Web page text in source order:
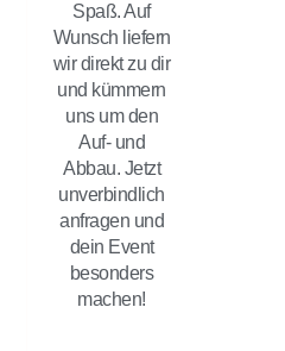
Spaß. Auf
Wunsch liefern
wir direkt zu dir
und kümmern
uns um den
Auf- und
Abbau. Jetzt
unverbindlich
anfragen und
dein Event
besonders
machen!